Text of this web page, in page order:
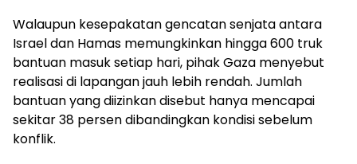
Walaupun kesepakatan gencatan senjata antara
Israel dan Hamas memungkinkan hingga 600 truk
bantuan masuk setiap hari, pihak Gaza menyebut
realisasi di lapangan jauh lebih rendah. Jumlah
bantuan yang diizinkan disebut hanya mencapai
sekitar 38 persen dibandingkan kondisi sebelum
konflik.